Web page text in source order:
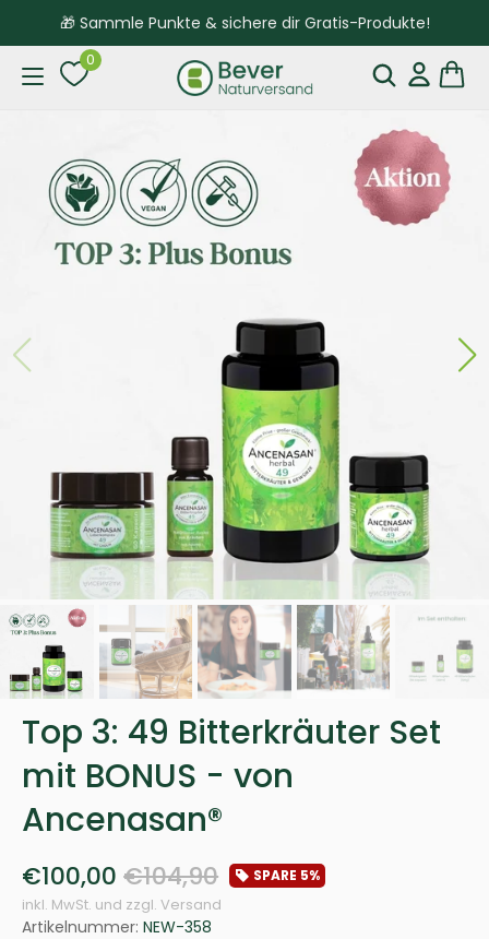
🎁 Sammle Punkte & sichere dir Gratis-Produkte!
0
Top 3: 49 Bitterkräuter Set
mit BONUS - von
Ancenasan®
€104,90
€100,00 SPARE 5%
inkl. MwSt. und zzgl. Versand
Artikelnummer: NEW-358